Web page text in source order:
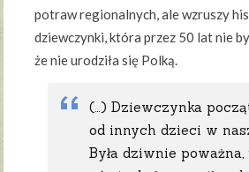
potraw regionalnych, ale wzruszy
dziewczynki, która przez 50 lat nie
że nie urodziła się Polką.
(…) Dziewczynka
od innych dzieci w
Była dziwnie poważna,